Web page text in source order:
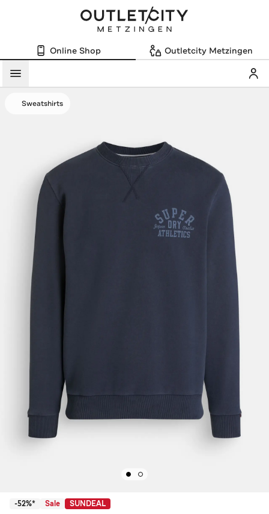
Online Shop Outletcity Metzingen
Menü
Sweatshirts
-52%* Sale SUNDEAL